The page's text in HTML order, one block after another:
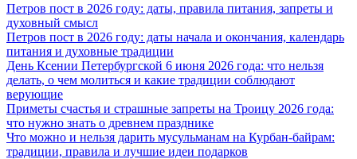
Петров пост в 2026 году: даты, правила питания, запреты и
духовный смысл
Петров пост в 2026 году: даты начала и окончания, календарь
питания и духовные традиции
День Ксении Петербургской 6 июня 2026 года: что нельзя
делать, о чем молиться и какие традиции соблюдают
верующие
Приметы счастья и страшные запреты на Троицу 2026 года:
что нужно знать о древнем празднике
Что можно и нельзя дарить мусульманам на Курбан-байрам:
традиции, правила и лучшие идеи подарков